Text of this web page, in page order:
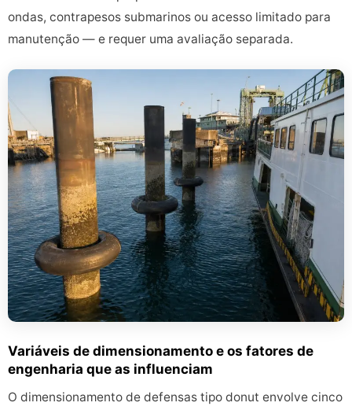
ondas, contrapesos submarinos ou acesso limitado para
manutenção — e requer uma avaliação separada.
Variáveis de dimensionamento e os fatores de
engenharia que as influenciam
O dimensionamento de defensas tipo donut envolve cinco